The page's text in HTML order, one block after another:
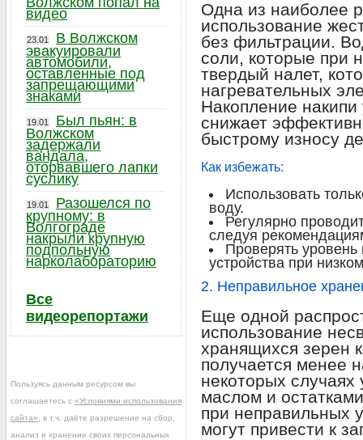
Одна из наиболее
использование
без фильтрации.
соли, которые при
твердый налет,
нагревательных
Накопление
снижает
быстрому износу
Как избежать:
Использовать
воду.
Регулярно
следуя
Проверять
устройства при
2. Неправильное
Еще одной
использование
хранящихся зерен
получается менее
некоторых случаях
маслом и
при неправильных
могут привести к
видео
23.01
В Волжском
эвакуировали
автомобили,
оставленные под
запрещающими
знаками
19.01
Был пьян: в
Волжском
задержали
вандала,
оторвавшего лапки
суслику
19.01
Разошелся по
крупному: в
Волгограде
накрыли крупную
подпольную
нарколабораторию
Все
видеорепортажи
Пользуясь данным ресурсом вы
соглашаетесь с «Условиями использования
сайта» , в т.ч. даёте разрешение на сбор,
анализ и хранение своих персональных